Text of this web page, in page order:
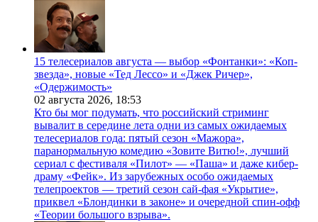
15 телесериалов августа — выбор «Фонтанки»: «Коп-
звезда», новые «Тед Лессо» и «Джек Ричер»,
«Одержимость»
02 августа 2026, 18:53
Кто бы мог подумать, что российский стриминг
вывалит в середине лета одни из самых ожидаемых
телесериалов года: пятый сезон «Мажора»,
паранормальную комедию «Зовите Витю!», лучший
сериал с фестиваля «Пилот» — «Паша» и даже кибер-
драму «Фейк». Из зарубежных особо ожидаемых
телепроектов — третий сезон сай-фая «Укрытие»,
приквел «Блондинки в законе» и очередной спин-офф
«Теории большого взрыва».